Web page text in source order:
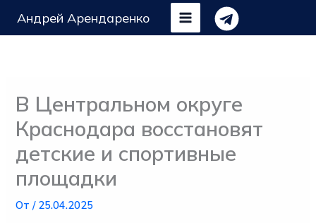
Андрей Арендаренко
В Центральном округе
Краснодара восстановят
детские и спортивные
площадки
От/ 25.04.2025